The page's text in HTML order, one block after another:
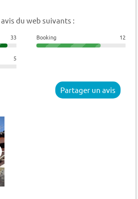
avis du web suivants :
33 Booking 12
5
Partager un avis